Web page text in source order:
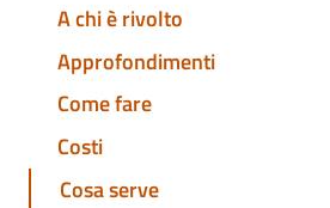
A chi è rivolto
Approfondimenti
Come fare
Costi
Cosa serve